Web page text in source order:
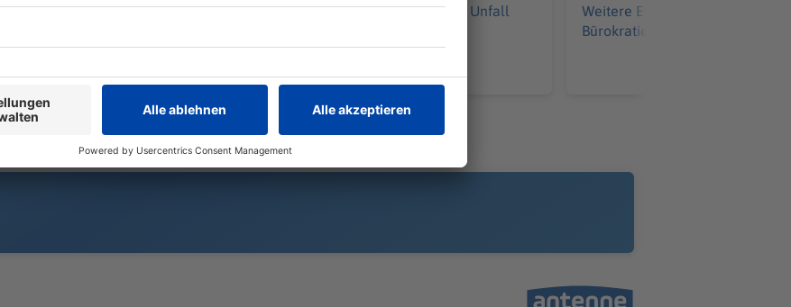
ein sehenswerter Außenrist – und
München doch nicht zum Heimsieg.
drittes Auto wurde in den Unfall
Weitere Einsparungen in der
Bürokratie kommen hinzu.